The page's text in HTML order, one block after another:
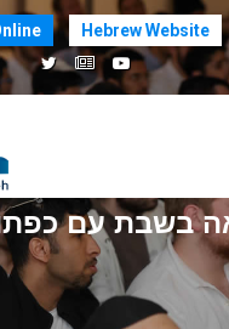
Hebrew Website
בשבת עם